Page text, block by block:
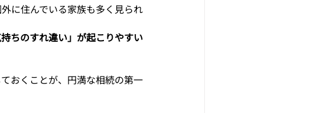
に住んでいる家族も多く見られ
ちのすれ違い」が起こりやすい
おくことが、円満な相続の第一